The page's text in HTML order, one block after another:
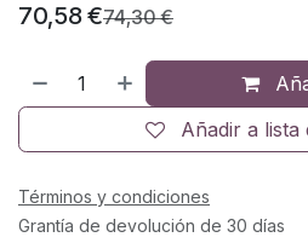
70,58€74,30€
Añadir a lista
Términos y condiciones
Grantía de devolución de 30 días